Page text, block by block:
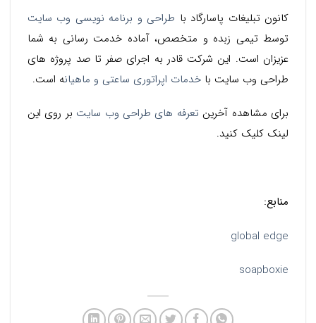
کانون تبلیغات پاسارگاد با طراحی و برنامه نویسی وب سایت
توسط تیمی زبده و متخصص، آماده خدمت رسانی به شما
عزیزان است. این شرکت قادر به اجرای صفر تا صد پروژه های
طراحی وب سایت با خدمات اپراتوری ساعتی و ماهیانه است.
برای مشاهده آخرین تعرفه های طراحی وب سایت بر روی این
لینک کلیک کنید.
منابع:
global edge
soapboxie